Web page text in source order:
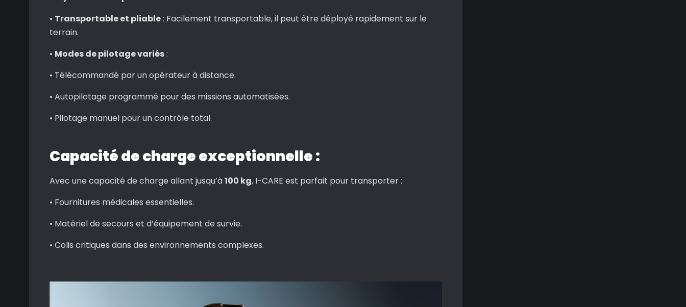
• Transportable et pliable: Facilement transportable, il peut être déployé rapidement sur le
terrain.
• Modes de pilotage variés:
• Télécommandé par un opérateur à distance.
• Autopilotage programmé pour des missions automatisées.
• Pilotage manuel pour un contrôle total.
Capacité de charge exceptionnelle :
Avec une capacité de charge allant jusqu’à100 kg, I-CARE est parfait pour transporter :
• Fournitures médicales essentielles.
• Matériel de secours et d’équipement de survie.
• Colis critiques dans des environnements complexes.